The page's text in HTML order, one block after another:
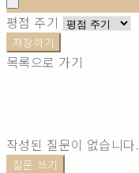
평점 주기
저장하기
목록으로 가기
작성된 질문이 없습니다.
질문 쓰기